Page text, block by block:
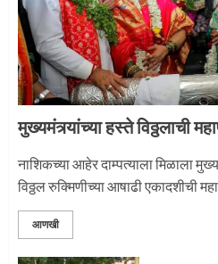
2
नगरच्या काळे
3
मुख्यमंत्र्यांच्या हस्ते विठ्ठलाची
नाशिकच्या आहेर दाम्पत्याला मिळाला
विठ्ठल रुक्मिणीच्या आषाढी एकादशीची
आणखी